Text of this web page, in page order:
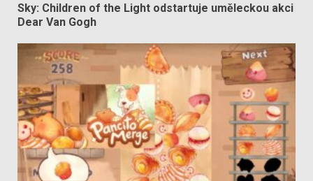
Sky: Children of the Light odstartuje uměleckou akci
Dear Van Gogh